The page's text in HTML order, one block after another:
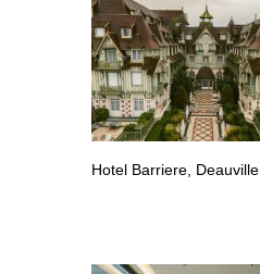
Hotel Barriere, Deauville